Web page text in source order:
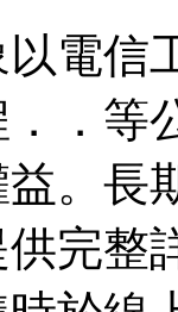
電信
．等
。長
完整